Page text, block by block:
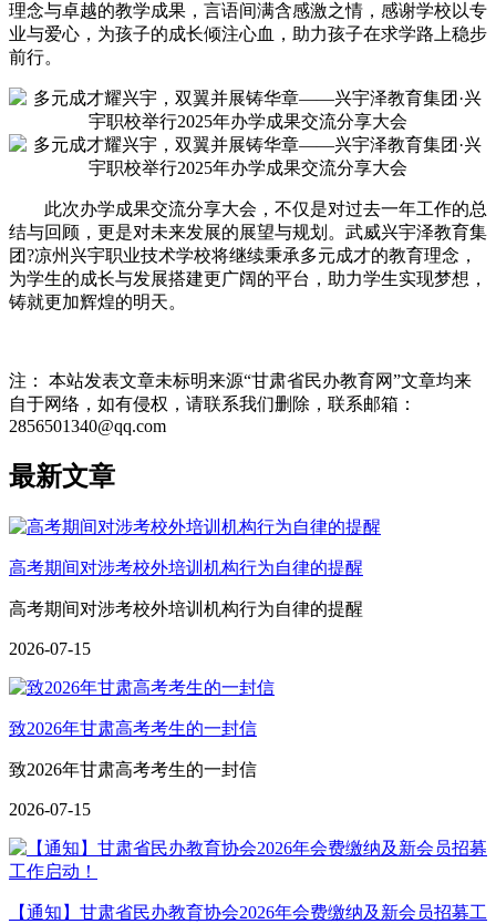
理念与卓越的教学成果，言语间满含感激之情，感谢学校以专
业与爱心，为孩子的成长倾注心血，助力孩子在求学路上稳步
前行。
此次办学成果交流分享大会，不仅是对过去一年工作的总
结与回顾，更是对未来发展的展望与规划。武威兴宇泽教育集
团?凉州兴宇职业技术学校将继续秉承多元成才的教育理念，
为学生的成长与发展搭建更广阔的平台，助力学生实现梦想，
铸就更加辉煌的明天。
注： 本站发表文章未标明来源“甘肃省民办教育网”文章均来
自于网络，如有侵权，请联系我们删除，联系邮箱：
2856501340@qq.com
最新文章
高考期间对涉考校外培训机构行为自律的提醒
高考期间对涉考校外培训机构行为自律的提醒
2026-07-15
致2026年甘肃高考考生的一封信
致2026年甘肃高考考生的一封信
2026-07-15
【通知】甘肃省民办教育协会2026年会费缴纳及新会员招募工